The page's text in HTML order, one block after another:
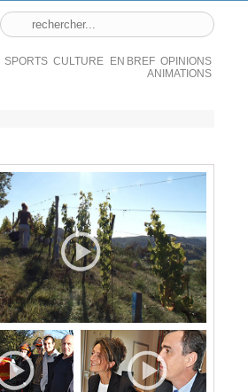
SPORTS CULTURE EN BREF OPINIONS
ANIMATIONS